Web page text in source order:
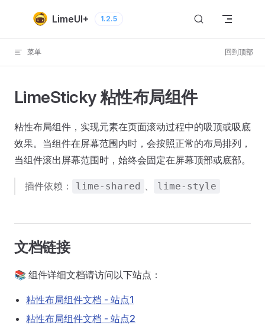
Skip to contentLimeUI+ 1.2.5
菜单 回到顶部
LimeSticky 粘性布局组件
粘性布局组件，实现元素在页面滚动过程中的吸顶或吸底
效果。当组件在屏幕范围内时，会按照正常的布局排列，
当组件滚出屏幕范围时，始终会固定在屏幕顶部或底部。
插件依赖： lime-shared 、 lime-style
文档链接
📚 组件详细文档请访问以下站点：
粘性布局组件文档 - 站点1
粘性布局组件文档 - 站点2